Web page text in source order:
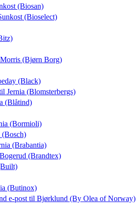
(Biosan)
(Bioselect)
(Bjørn Borg)
(Black)
Jernia (Blomsterbergs)
(Blåtind)
(Bormioli)
(Bosch)
(Brabantia)
(Brandtex)
(Butinox)
e-post til Bjørklund (By Olea of Norway)